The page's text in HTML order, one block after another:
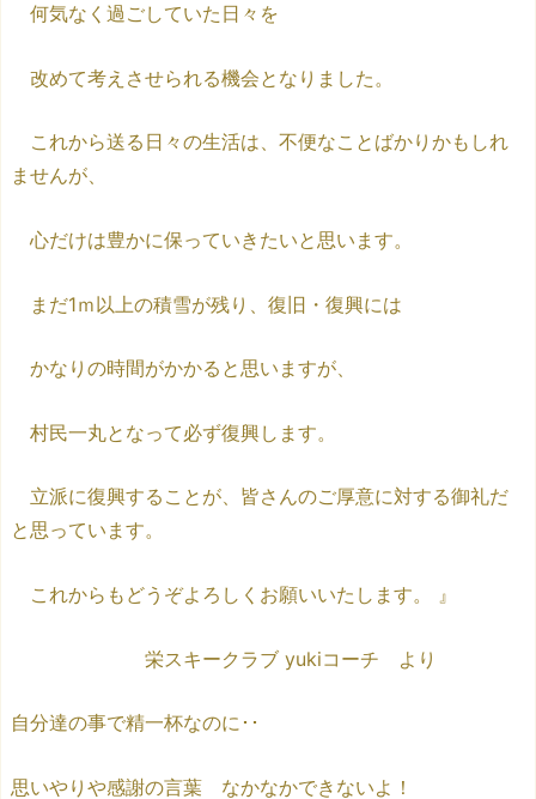
何気なく過ごしていた日々を
改めて考えさせられる機会となりました。
これから送る日々の生活は、不便なことばかりかもしれ
ませんが、
心だけは豊かに保っていきたいと思います。
まだ1ｍ以上の積雪が残り、復旧・復興には
かなりの時間がかかると思いますが、
村民一丸となって必ず復興します。
立派に復興することが、皆さんのご厚意に対する御礼だ
と思っています。
これからもどうぞよろしくお願いいたします。 』
栄スキークラブ yukiコーチ より
自分達の事で精一杯なのに･･
思いやりや感謝の言葉 なかなかできないよ！